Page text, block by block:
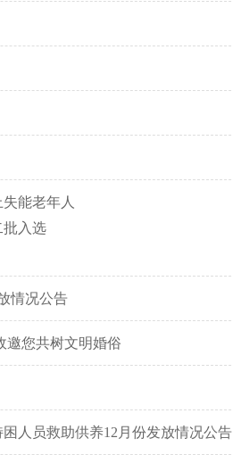
能老年人
批入选
情况公告
您共树文明婚俗
人员救助供养12月份发放情况公告